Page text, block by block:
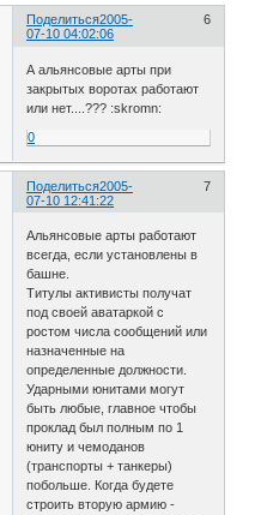
Поделиться 6
2005-
07-10 04:02:06
А альянсовые арты при
закрытых воротах работают
или нет....??? :skromn:
0
Поделиться 7
2005-
07-10 12:41:22
Альянсовые арты работают
всегда, если установлены в
башне.
Титулы активисты получат
под своей аватаркой с
ростом числа сообщений или
назначенные на
определенные должности.
Ударными юнитами могут
быть любые, главное чтобы
проклад был полным по 1
юниту и чемоданов
(транспорты + танкеры)
побольше. Когда будете
строить вторую армию -